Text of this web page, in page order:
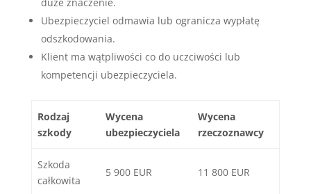
Ubezpieczyciel odmawia lub ogranicza wypłatę
odszkodowania.
Klient ma wątpliwości co do uczciwości lub
kompetencji ubezpieczyciela.
Rodzaj
szkody
Wycena
ubezpieczyciela
Wycena
rzeczoznawcy
Szkoda
całkowita
5 900 EUR 11 800 EUR